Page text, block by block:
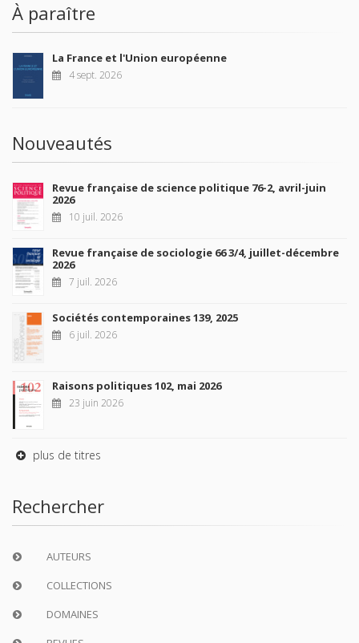
À paraître
La France et l'Union européenne
4 sept. 2026
Nouveautés
Revue française de science politique 76-2, avril-juin
2026
10 juil. 2026
Revue française de sociologie 66 3/4, juillet-décembre
2026
7 juil. 2026
Sociétés contemporaines 139, 2025
6 juil. 2026
Raisons politiques 102, mai 2026
23 juin 2026
plus de titres
Rechercher
AUTEURS
COLLECTIONS
DOMAINES